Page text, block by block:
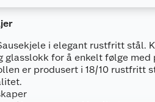
i elegant rustfritt stål.
glasslokk for å enkelt følge
er produsert i 18/10 rustfritt